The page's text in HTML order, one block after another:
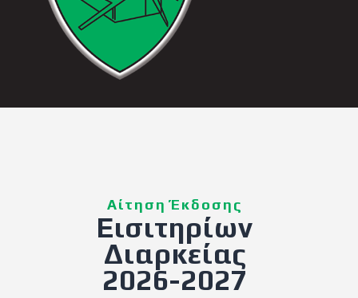
Αίτηση Έκδοσης
Εισιτηρίων
Διαρκείας
2026-2027